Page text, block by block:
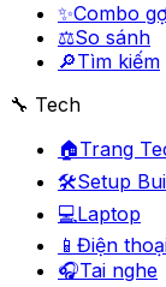
✨Combo
⚖️So sánh
🔎Tìm kiếm
🔧 Tech
🏠Trang
🛠️Setup
💻Laptop
📱 Điện
🎧Tai nghe